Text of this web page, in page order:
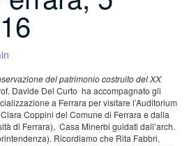
del patrimonio costruito del XX
Davide Del Curto ha accompagnato gli
a Ferrara per visitare l’Auditorium
Coppini del Comune di Ferrara e dalla
di Ferrara), Casa Minerbi guidati dall’arch.
Ricordiamo che Rita Fabbri,